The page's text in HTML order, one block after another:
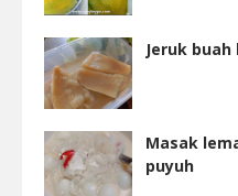
Jeruk buah
Masak
puyuh